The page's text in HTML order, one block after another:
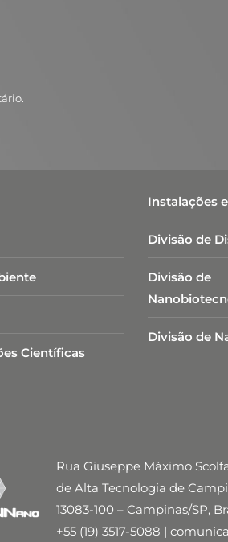
Científicas
Instalações
Divisão de
Divisão de
Divisão de
Rua Giuseppe Máximo
de Alta Tecnologia de
13083-100 – Campinas/SP,
+55 (19) 3517-5088 |